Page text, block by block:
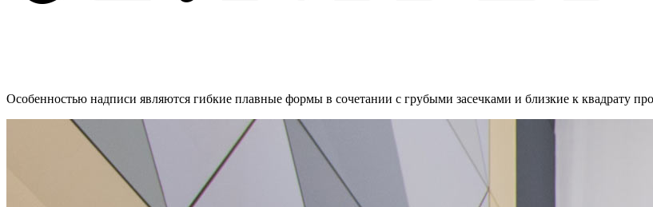
Особенностью надписи являются гибкие плавные формы в сочетании с грубыми засечками и близкие к квадрату